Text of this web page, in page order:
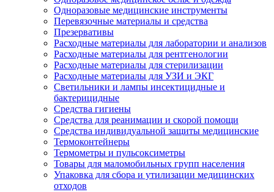
Одноразовые медицинские инструменты
Перевязочные материалы и средства
Презервативы
Расходные материалы для лаборатории и анализов
Расходные материалы для рентгенологии
Расходные материалы для стерилизации
Расходные материалы для УЗИ и ЭКГ
Светильники и лампы инсектицидные и
бактерицидные
Средства гигиены
Средства для реанимации и скорой помощи
Средства индивидуальной защиты медицинские
Термоконтейнеры
Термометры и пульсоксиметры
Товары для маломобильных групп населения
Упаковка для сбора и утилизации медицинских
отходов